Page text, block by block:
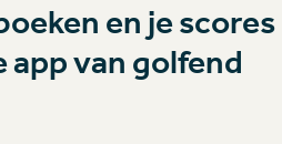
en je scores
van golfend